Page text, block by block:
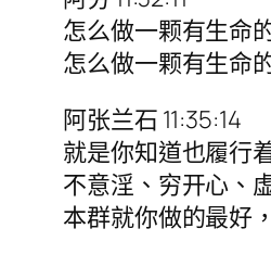
怎么做一颗有生命
怎么做一颗有生命
阿张兰石 11:35:14
就是你知道也履行
不意淫、穷开心、
本群就你做的最好